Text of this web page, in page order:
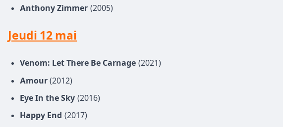
Anthony Zimmer (2005)
Jeudi 12 mai
Venom: Let There Be Carnage (2021)
Amour (2012)
Eye In the Sky (2016)
Happy End (2017)